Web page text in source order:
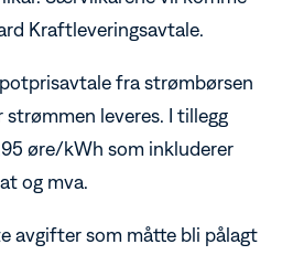
Kraftleveringsavtale.
fra strømbørsen
leveres. I tillegg
øre/kWh som inkluderer
og mva.
avgifter som måtte bli pålagt